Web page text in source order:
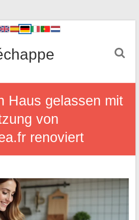
Haus gelassen mit
von
renoviert